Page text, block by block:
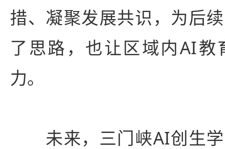
措、凝聚发展共识，为后
了思路，也让区域内AI教
力。
未来，三门峡AI创生学